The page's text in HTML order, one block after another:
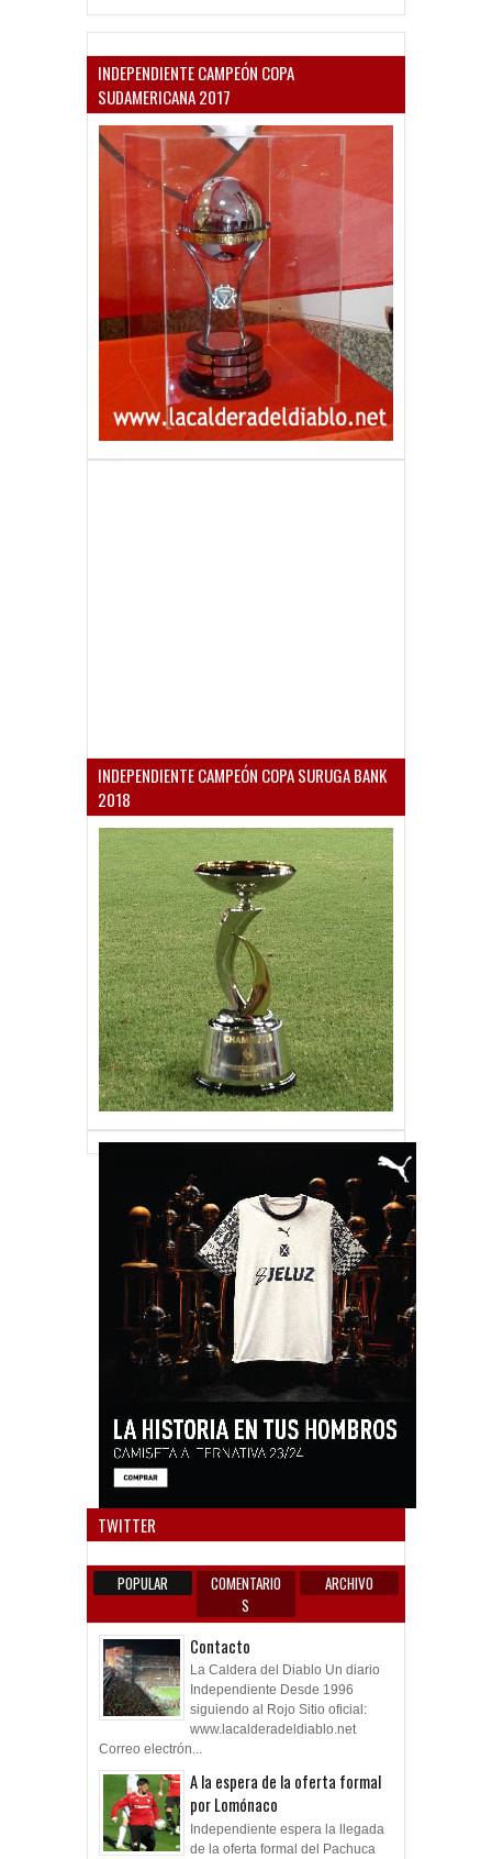
INDEPENDIENTE CAMPEÓN COPA
SUDAMERICANA 2017
INDEPENDIENTE CAMPEÓN COPA SURUGA BANK
2018
TWITTER
POPULAR
COMENTARIO
S
ARCHIVO
Contacto
La Caldera del Diablo Un diario
Independiente Desde 1996
siguiendo al Rojo Sitio oficial:
www.lacalderadeldiablo.net
Correo electrón...
A la espera de la oferta formal
por Lomónaco
Independiente espera la llegada
de la oferta formal del Pachuca